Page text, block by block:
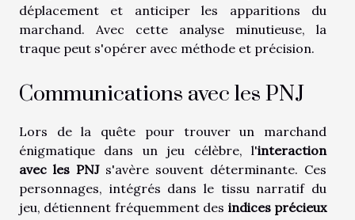
déplacement et anticiper les apparitions du
marchand. Avec cette analyse minutieuse, la
traque peut s'opérer avec méthode et précision.
Communications avec les PNJ
Lors de la quête pour trouver un marchand
énigmatique dans un jeu célèbre, l'interaction
avec les PNJs'avère souvent déterminante. Ces
personnages, intégrés dans le tissu narratif du
jeu, détiennent fréquemment des indices précieux